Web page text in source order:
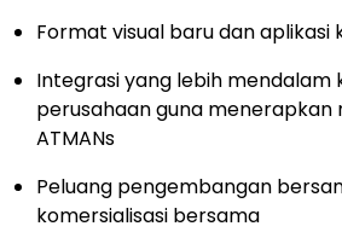
Format visual baru dan aplikasi
Integrasi yang lebih mendalam
perusahaan guna menerapkan
ATMANs
Peluang pengembangan
komersialisasi bersama